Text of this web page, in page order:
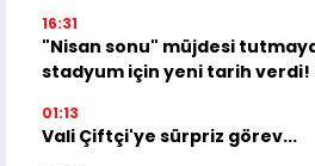
16:31
"Nisan sonu" müjdesi
stadyum için yeni tarih verdi!
01:13
Vali Çiftçi'ye sürpriz görev...